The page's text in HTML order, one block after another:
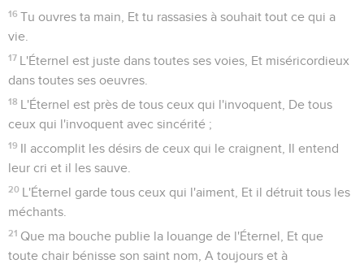
16 Tu ouvres ta main, Et tu rassasies à souhait tout ce qui a
vie.
17 L'Éternel est juste dans toutes ses voies, Et miséricordieux
dans toutes ses oeuvres.
18 L'Éternel est près de tous ceux qui l'invoquent, De tous
ceux qui l'invoquent avec sincérité ;
19 Il accomplit les désirs de ceux qui le craignent, Il entend
leur cri et il les sauve.
20 L'Éternel garde tous ceux qui l'aiment, Et il détruit tous les
méchants.
21 Que ma bouche publie la louange de l'Éternel, Et que
toute chair bénisse son saint nom, A toujours et à